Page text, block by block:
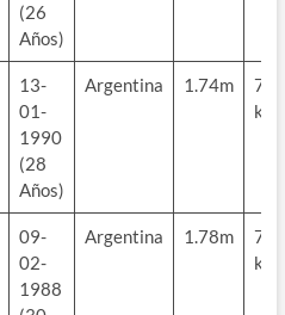
(26
Años)
13-
01-
1990
(28
Años)
Argentina 1.74m
70
kg
09-
02-
1988
Argentina 1.78m
70
kg